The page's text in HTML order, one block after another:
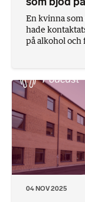
En kvinna
hade
på alkohol och
04 NOV 2025